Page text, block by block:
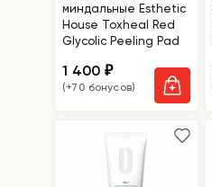
миндальные Esthetic
House Toxheal Red
Glycolic Peeling Pad
1 400₽
(+70 бонусов)